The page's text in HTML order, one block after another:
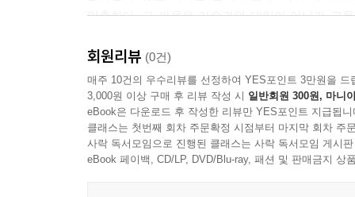
압축한다. 그 싸움은 기술과의 대립이 아니라 교
회원리뷰 (0건)
매주 10건의 우수리뷰를 선정하여 YES포인트 3만원을 드
3,000원 이상 구매 후 리뷰 작성 시 일반회원 300원, 마니
eBook은 다운로드 후 작성한 리뷰만 YES포인트 지급됩니
클래스는 첫번째 회차 주문확정 시점부터 마지막 회차 주
사락 독서모임으로 진행된 클래스는 사락 독서모임 게시
eBook 페이백, CD/LP, DVD/Blu-ray, 패션 및 판매금지 상